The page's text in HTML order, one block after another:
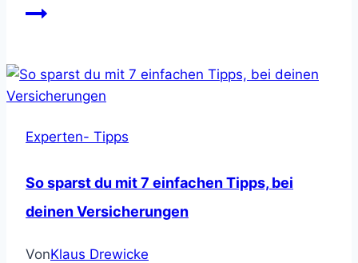
Experten- Tipps
So sparst du mit 7 einfachen Tipps, bei
deinen Versicherungen
VonKlaus Drewicke